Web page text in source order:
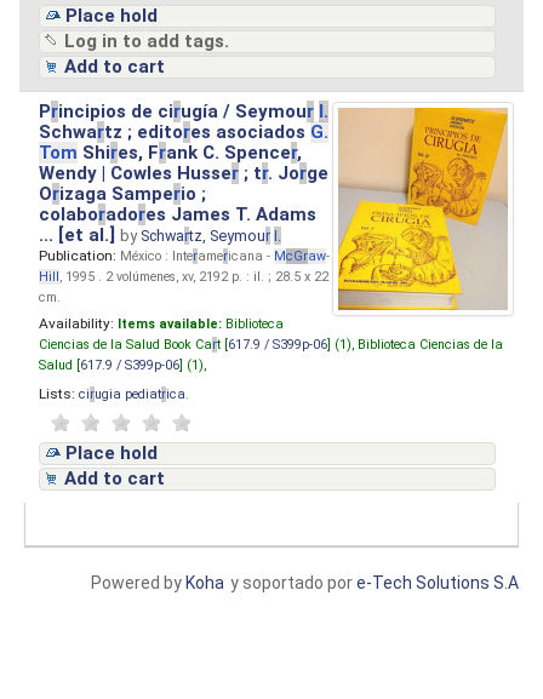
Place hold
Log in to add tags.
Add to cart
Principios de cirugía / Seymour I.
Schwartz ; editores asociados G.
Tom Shires, Frank C. Spencer,
Wendy | Cowles Husser ; tr. Jorge
Orizaga Samperio ;
colaboradores James T. Adams
... [et al.]by Schwartz, Seymour I.
Publication: México : Interamericana - McGraw-
Hill, 1995 . 2 volúmenes, xv, 2192 p. : il. ; 28.5 x 22
cm.
Availability: Items available: Biblioteca
Ciencias de la Salud Book Cart [ 617.9 / S399p-06 ] (1), Biblioteca Ciencias de la
Salud [ 617.9 / S399p-06 ] (1),
Lists: cirugia pediatrica
Place hold
Add to cart
y soportado pore-Tech Solutions S.A
Powered by Koha